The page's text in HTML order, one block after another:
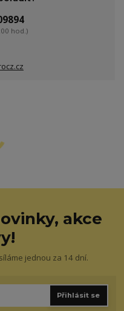
hod.)
akce
jednou za 14 dní.
Přihlásit se